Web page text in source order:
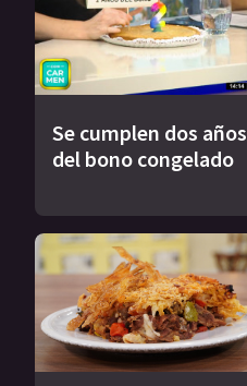
Se cumplen dos años
del bono congelado